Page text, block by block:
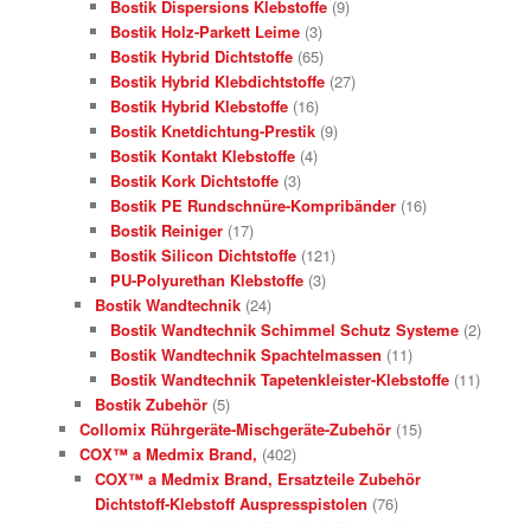
Bostik Dispersions Klebstoffe (9)
Bostik Holz-Parkett Leime (3)
Bostik Hybrid Dichtstoffe (65)
Bostik Hybrid Klebdichtstoffe (27)
Bostik Hybrid Klebstoffe (16)
Bostik Knetdichtung-Prestik (9)
Bostik Kontakt Klebstoffe (4)
Bostik Kork Dichtstoffe (3)
Bostik PE Rundschnüre-Kompribänder (16)
Bostik Reiniger (17)
Bostik Silicon Dichtstoffe (121)
PU-Polyurethan Klebstoffe (3)
Bostik Wandtechnik (24)
Bostik Wandtechnik Schimmel Schutz Systeme (2)
Bostik Wandtechnik Spachtelmassen (11)
Bostik Wandtechnik Tapetenkleister-Klebstoffe (11)
Bostik Zubehör (5)
Collomix Rührgeräte-Mischgeräte-Zubehör (15)
COX™ a Medmix Brand, (402)
COX™ a Medmix Brand, Ersatzteile Zubehör
Dichtstoff-Klebstoff Auspresspistolen (76)